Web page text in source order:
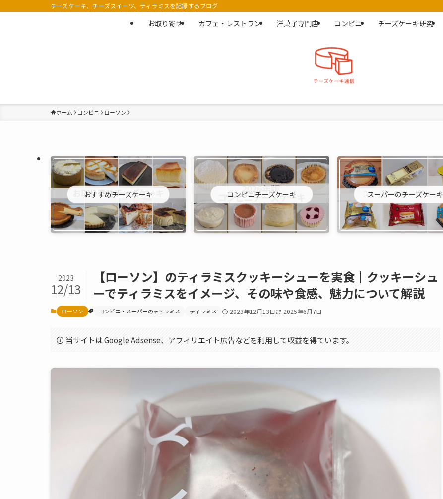
チーズケーキ、チーズスイーツ、ティラミスを記録するブログ
お取り寄せ カフェ・レストラン 洋菓子専門店 コンビニ チーズケーキ研究
ホーム コンビニ ローソン
おすすめチーズケーキ コンビニチーズケーキ スーパーのチーズケーキ
【ローソン】のティラミスクッキーシューを実食｜クッキーシュ
ーでティラミスをイメージ、その味や食感、魅力について解説
2023
12/13
ローソン コンビニ・スーパーのティラミス ティラミス 2023年12月13日 2025年6月7日
当サイトは Google Adsense、アフィリエイト広告などを利用して収益を得ています。